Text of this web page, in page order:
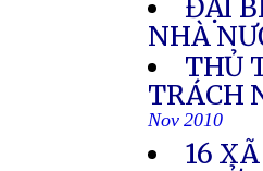
ĐẠI
NHÀ
THỦ
TRÁCH
Nov 2010
16